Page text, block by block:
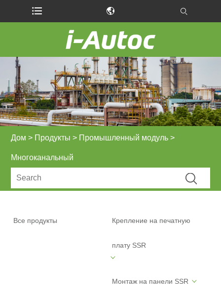
Дом > Продукты > Промышленный модуль >
Многоканальный
Все продукты Крепление на печатную
плату SSR
Монтаж на панели SSR